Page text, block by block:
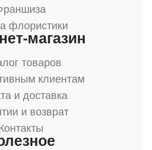
флористики
магазин
товаров
клиентам
и доставка
и возврат